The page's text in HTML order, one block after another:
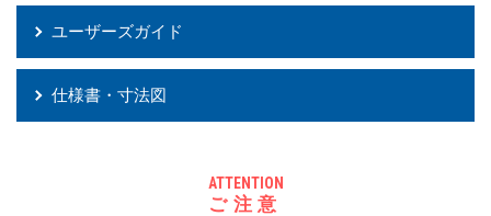
ユーザーズガイド
仕様書・寸法図
ATTENTION
ご注意